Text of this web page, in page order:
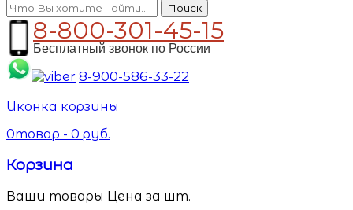
Поиск
8-800-301-45-15
Бесплатный звонок по России
8-900-586-33-22
Иконка корзины
0товар - 0 руб.
Корзина
Ваши товары Цена за шт.